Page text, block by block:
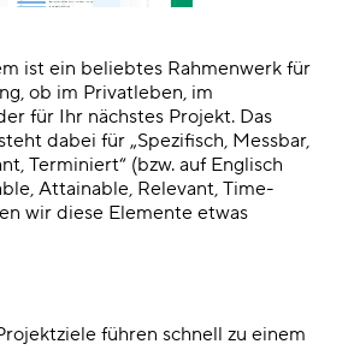
ist ein beliebtes Rahmenwerk für
ob im Privatleben, im
für Ihr nächstes Projekt. Das
dabei für „Spezifisch, Messbar,
Terminiert“ (bzw. auf Englisch
Attainable, Relevant, Time-
wir diese Elemente etwas
führen schnell zu einem